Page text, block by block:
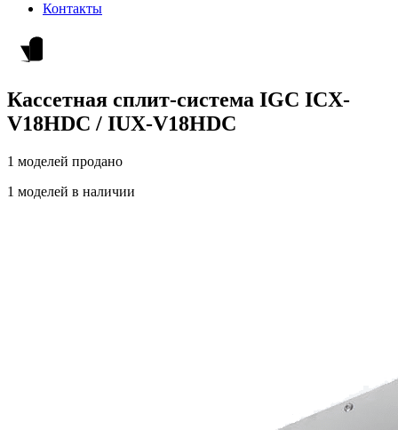
Контакты
Кассетная сплит-система IGC ICX-
V18HDC / IUX-V18HDC
1 моделей продано
1 моделей в наличии